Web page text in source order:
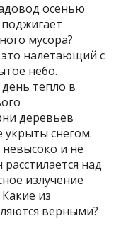
осенью
мусора?
налетающий с
небо.
тепло в
деревьев
укрыты снегом.
и не
над
излучение
из
верными?